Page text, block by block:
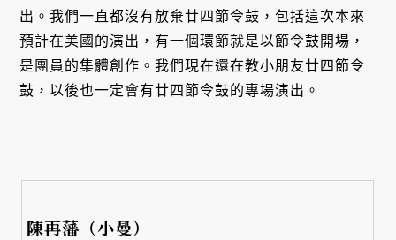
出。我們一直都沒有放棄廿四節令鼓，包括這次本來
預計在美國的演出，有一個環節就是以節令鼓開場，
是團員的集體創作。我們現在還在教小朋友廿四節令
鼓，以後也一定會有廿四節令鼓的專場演出。
陳再藩（小曼）